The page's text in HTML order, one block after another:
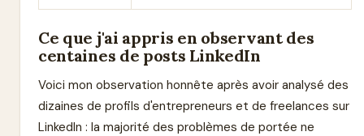
Ce que j'ai appris en observant des
centaines de posts LinkedIn
Voici mon observation honnête après avoir analysé des
dizaines de profils d'entrepreneurs et de freelances sur
LinkedIn : la majorité des problèmes de portée ne